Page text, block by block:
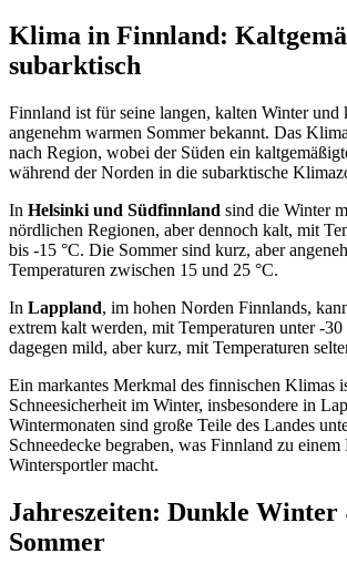
Klima in Finnland:
subarktisch
Finnland ist für seine langen, kalten Winter und
angenehm warmen Sommer bekannt. Das
nach Region, wobei der Süden ein
während der Norden in die subarktische
In Helsinki und Südfinnland sind die Winter
nördlichen Regionen, aber dennoch kalt, mit
bis -15 °C. Die Sommer sind kurz, aber
Temperaturen zwischen 15 und 25 °C.
In Lappland, im hohen Norden Finnlands,
extrem kalt werden, mit Temperaturen unter -
dagegen mild, aber kurz, mit Temperaturen
Ein markantes Merkmal des finnischen Klimas
Schneesicherheit im Winter, insbesondere in
Wintermonaten sind große Teile des Landes
Schneedecke begraben, was Finnland zu einem
Wintersportler macht.
Jahreszeiten: Dunkle Winter
Sommer